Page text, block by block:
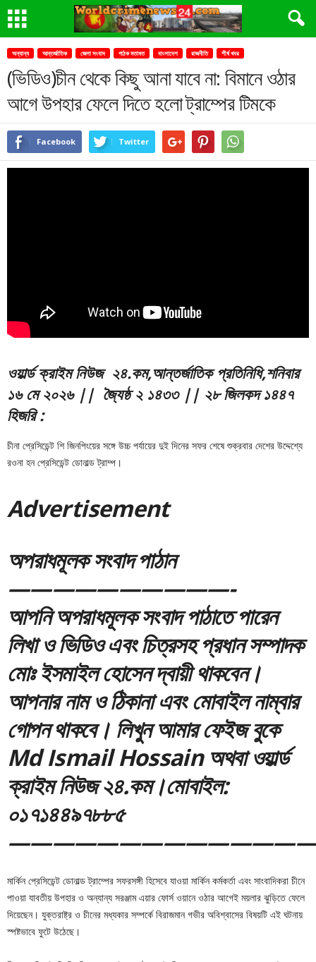
অন্যান্য আন্তর্জাতিক জেলা সংবাদ পাঠক মতামত বাংলাদেশ রাজনীতি শীর্ষ খবর
(ভিডিও)চীন থেকে কিছু আনা যাবে না: বিমানে ওঠার
আগে উপহার ফেলে দিতে হলো ট্রাম্পের টিমকে
Facebook Twitter
ওয়ার্ল্ড ক্রাইম নিউজ ২৪.কম,আন্তর্জাতিক প্রতিনিধি,শনিবার
১৬ মে ২০২৬ || জ্যৈষ্ঠ ২ ১৪৩৩ || ২৮ জিলকদ ১৪৪৭
হিজরি:
চীনা প্রেসিডেন্ট শি জিনপিংয়ের সঙ্গে উচ্চ পর্যায়ের দুই দিনের সফর শেষে শুক্রবার দেশের উদ্দেশ্যে
রওনা হন প্রেসিডেন্ট ডোনাল্ড ট্রাম্প।
Advertisement
অপরাধমূলক সংবাদ পাঠান
——————————-
আপনি অপরাধমূলক সংবাদ পাঠাতে পারেন
লিখা ও ভিডিও এবং চিত্রসহ প্রধান সম্পাদক
মোঃ ইসমাইল হোসেন দ্বায়ী থাকবেন।
আপনার নাম ও ঠিকানা এবং মোবাইল নাম্বার
গোপন থাকবে। লিখুন আমার ফেইজ বুকে
Md Ismail Hossain অথবা ওয়ার্ল্ড
ক্রাইম নিউজ ২৪.কম।মোবাইল:
০১৭১৪৪৯৭৮৮৫
মার্কিন প্রেসিডেন্ট ডোনাল্ড ট্রাম্পের সফরসঙ্গী হিসেবে যাওয়া মার্কিন কর্মকর্তা এবং সাংবাদিকরা চীনে
পাওয়া যাবতীয় উপহার ও অন্যান্য সরঞ্জাম এয়ার ফোর্স ওয়ানে ওঠার আগেই ময়লার ঝুড়িতে ফেলে
দিয়েছেন। যুক্তরাষ্ট্র ও চীনের মধ্যকার সম্পর্কে বিরাজমান গভীর অবিশ্বাসের বিষয়টি এই ঘটনায়
স্পষ্টভাবে ফুটে উঠেছে।